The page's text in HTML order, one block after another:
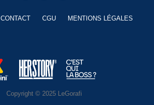
CONTACT CGU MENTIONS LÉGALES
Copyright © 2025 LeGorafi